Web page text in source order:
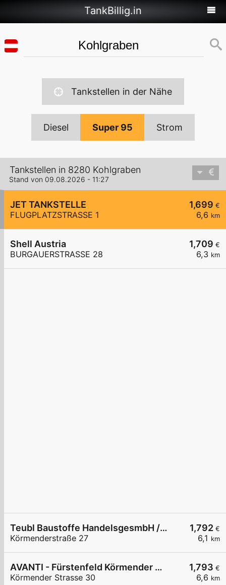
TankBillig.in
Tankstellen in der Nähe
Diesel Super 95 Strom
Tankstellen in 8280 Kohlgraben
Stand von 09.08.2026 - 11:27
1,699 €
6,6 km
JET TANKSTELLE
FLUGPLATZSTRASSE 1
1,709 €
6,3 km
Shell Austria
BURGAUERSTRASSE 28
1,792 €
6,1 km
Teubl Baustoffe HandelsgesmbH / Autowascharena Fürstenfeld
Körmenderstraße 27
1,793 €
6,6 km
AVANTI - Fürstenfeld Körmender Straße 30
Körmender Strasse 30